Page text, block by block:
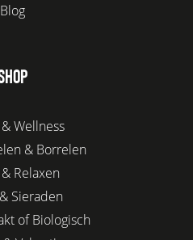
Blog
Wellness
& Borrelen
Relaxen
Sieraden
of Biologisch